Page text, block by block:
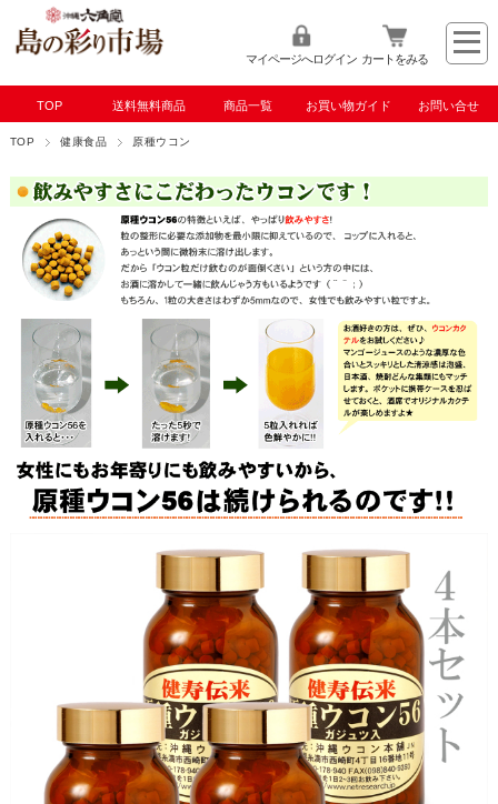
マイページへログイン カートをみる
TOP 送料無料商品 商品一覧 お買い物ガイド お問い合せ
TOP 健康食品 原種ウコン